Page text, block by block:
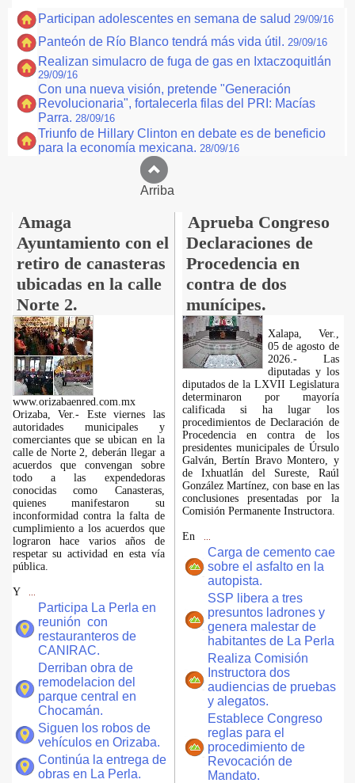
Participan adolescentes en semana de salud 29/09/16
Panteón de Río Blanco tendrá más vida útil. 29/09/16
Realizan simulacro de fuga de gas en Ixtaczoquitlán
29/09/16
Con una nueva visión, pretende "Generación
Revolucionaria", fortalecerla filas del PRI: Macías
Parra. 28/09/16
Triunfo de Hillary Clinton en debate es de beneficio
para la economía mexicana. 28/09/16
Arriba
Amaga
Ayuntamiento con el
retiro de canasteras
ubicadas en la calle
Norte 2.
Aprueba Congreso
Declaraciones de
Procedencia en
contra de dos
munícipes.
www.orizabaenred.com.mx
Orizaba, Ver.- Este viernes las
autoridades municipales y
comerciantes que se ubican en la
calle de Norte 2, deberán llegar a
acuerdos que convengan sobre
todo a las expendedoras
conocidas como Canasteras,
quienes manifestaron su
inconformidad contra la falta de
cumplimiento a los acuerdos que
lograron hace varios años de
respetar su actividad en esta vía
pública.
Y
Participa La Perla en
reunión con
restauranteros de
CANIRAC.
Derriban obra de
remodelacion del
parque central en
Chocamán.
Siguen los robos de
vehículos en Orizaba.
Continúa la entrega de
obras en La Perla.
Xalapa, Ver.,
05 de agosto de
2026.- Las
diputadas y los
diputados de la LXVII Legislatura
determinaron por mayoría
calificada si ha lugar los
procedimientos de Declaración de
Procedencia en contra de los
presidentes municipales de Úrsulo
Galván, Bertín Bravo Montero, y
de Ixhuatlán del Sureste, Raúl
González Martínez, con base en las
conclusiones presentadas por la
Comisión Permanente Instructora.
En
Carga de cemento cae
sobre el asfalto en la
autopista.
SSP libera a tres
presuntos ladrones y
genera malestar de
habitantes de La Perla
Realiza Comisión
Instructora dos
audiencias de pruebas
y alegatos.
Establece Congreso
reglas para el
procedimiento de
Revocación de
Mandato.